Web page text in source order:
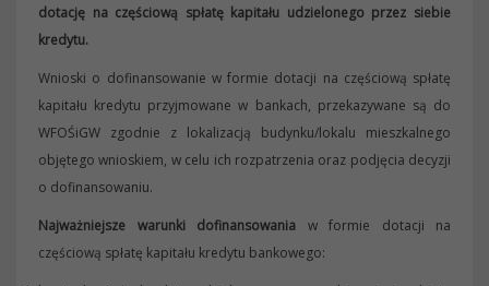
dotację na częściową spłatę kapitału udzielonego przez siebie
kredytu.
Wnioski o dofinansowanie w formie dotacji na częściową spłatę
kapitału kredytu przyjmowane w bankach, przekazywane są do
WFOŚiGW zgodnie z lokalizacją budynku/lokalu mieszkalnego
objętego wnioskiem, w celu ich rozpatrzenia oraz podjęcia decyzji
o dofinansowaniu.
Najważniejsze warunki dofinansowania w formie dotacji na
częściową spłatę kapitału kredytu bankowego: